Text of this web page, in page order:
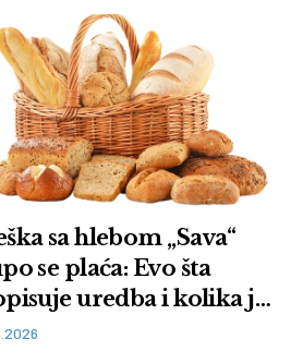
sa hlebom „Sava“
se plaća: Evo šta
uredba i kolika je